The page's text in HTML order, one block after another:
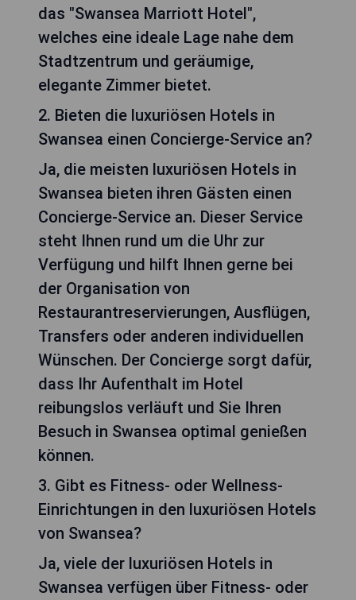
das "Swansea Marriott Hotel",
welches eine ideale Lage nahe dem
Stadtzentrum und geräumige,
elegante Zimmer bietet.
2. Bieten die luxuriösen Hotels in
Swansea einen Concierge-Service an?
Ja, die meisten luxuriösen Hotels in
Swansea bieten ihren Gästen einen
Concierge-Service an. Dieser Service
steht Ihnen rund um die Uhr zur
Verfügung und hilft Ihnen gerne bei
der Organisation von
Restaurantreservierungen, Ausflügen,
Transfers oder anderen individuellen
Wünschen. Der Concierge sorgt dafür,
dass Ihr Aufenthalt im Hotel
reibungslos verläuft und Sie Ihren
Besuch in Swansea optimal genießen
können.
3. Gibt es Fitness- oder Wellness-
Einrichtungen in den luxuriösen Hotels
von Swansea?
Ja, viele der luxuriösen Hotels in
Swansea verfügen über Fitness- oder